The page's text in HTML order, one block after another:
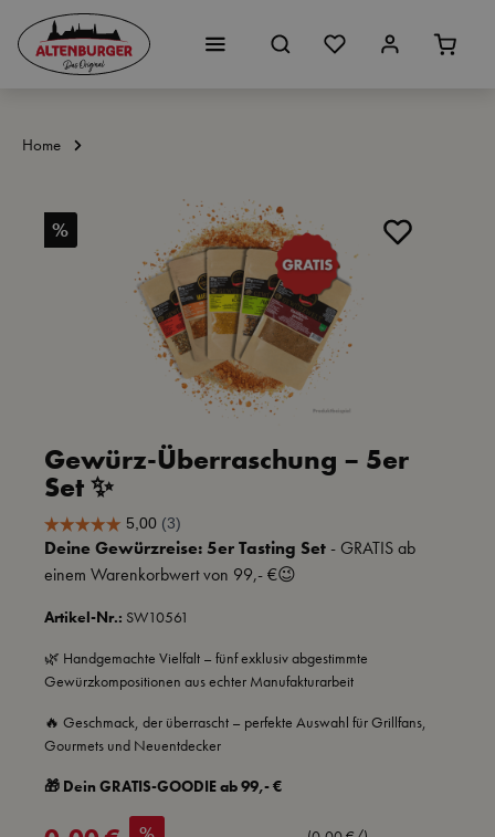
Zum Hauptinhalt springen
Home
%
Gewürz-Überraschung – 5er
Set ✨
Deine Gewürzreise: 5er Tasting Set- GRATIS ab
einem Warenkorbwert von 99,- €😉
Artikel-Nr.: SW10561
🌿 Handgemachte Vielfalt – fünf exklusiv abgestimmte
Gewürzkompositionen aus echter Manufakturarbeit
🔥 Geschmack, der überrascht – perfekte Auswahl für Grillfans,
Gourmets und Neuentdecker
🎁 Dein GRATIS-GOODIE ab 99,- €
Verkaufspreis: